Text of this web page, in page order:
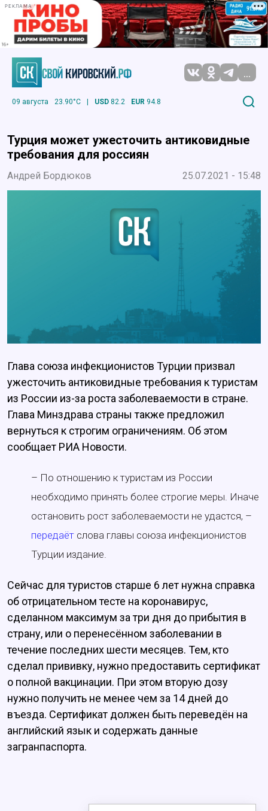
РЕКЛАМА
...
09 августа 23.90°C | USD 82.2 EUR 94.8
Турция может ужесточить антиковидные
требования для россиян
Андрей Бордюков 25.07.2021 - 15:48
Глава союза инфекционистов Турции призвал
ужесточить антиковидные требования к туристам
из России из-за роста заболеваемости в стране.
Глава Минздрава страны также предложил
вернуться к строгим ограничениям. Об этом
сообщает РИА Новости.
– По отношению к туристам из России
необходимо принять более строгие меры. Иначе
остановить рост заболеваемости не удастся, –
передаёт слова главы союза инфекционистов
Турции издание.
Сейчас для туристов старше 6 лет нужна справка
об отрицательном тесте на коронавирус,
сделанном максимум за три дня до прибытия в
страну, или о перенесённом заболевании в
течение последних шести месяцев. Тем, кто
сделал прививку, нужно предоставить сертификат
о полной вакцинации. При этом вторую дозу
нужно получить не менее чем за 14 дней до
въезда. Сертификат должен быть переведён на
английский язык и содержать данные
загранпаспорта.